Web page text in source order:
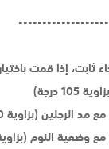
ثابت، إذا قمت